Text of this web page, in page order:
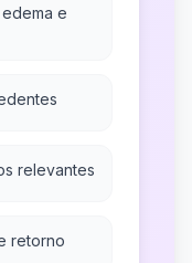
e
relevantes
retorno